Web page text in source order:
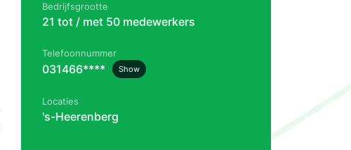
Bedrijfsgrootte
21 tot / met 50 medewerkers
Telefoonnummer
031466**** Show
Locaties
's-Heerenberg